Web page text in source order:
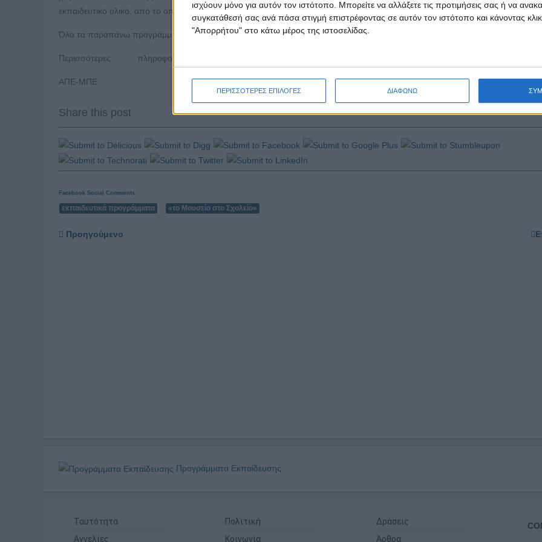
ισχύουν μόνο για αυτόν τον ιστότοπο. Μπορείτε να αλλάξετε τις προτιμήσεις σας ή να
συγκατάθεσή σας ανά πάσα στιγμή επιστρέφοντας σε αυτόν τον ιστότοπο και κάνοντας
"Απορρήτου" στο κάτω μέρος της ιστοσελίδας.
ΠΕΡΙΣΣΟΤΕΡΕΣ ΕΠΙΛΟΓΕΣ ΔΙΑΦΩΝΩ
εκπαιδευτικό υλικό, από το οποίο μπορούν να αντλήσουν πληροφορίες για την Ακρόπολη και τα εκθέματα του Μουσείου.
Όλα τα παραπάνω προγράμματα προσφέρονται δωρεάν.
Περισσότερες πληροφορίες:
ΑΠΕ-ΜΠΕ
Share this post
Facebook Social Comments
εκπαιδευτικά προγράμματα «το Μουσείο στο Σχολείο»
Προηγούμενο
Προγράμματα Εκπαίδευσης
Ταυτότητα
Αγγελίες
Πολιτική
Κοινωνία
Δράσεις
Άρθρα